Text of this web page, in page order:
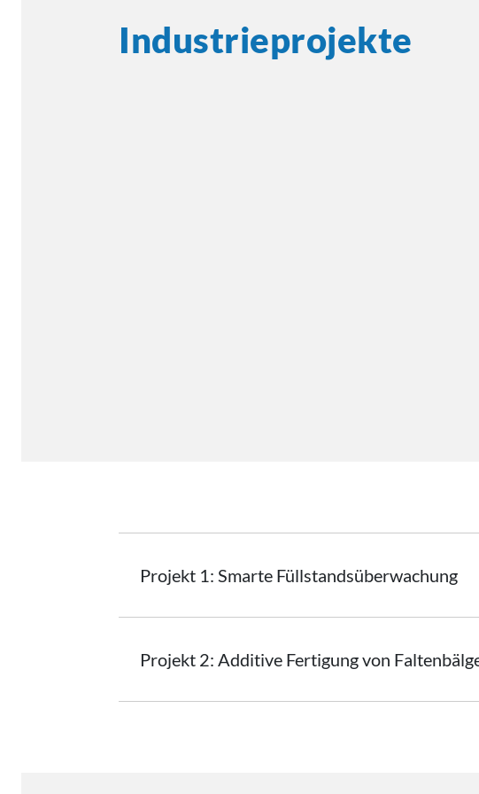
Industrieprojekte
Projekt 1: Smarte Füllstandsüberwachung
Projekt 2: Additive Fertigung von